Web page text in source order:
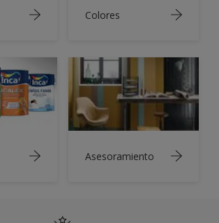
Colores
Asesoramiento